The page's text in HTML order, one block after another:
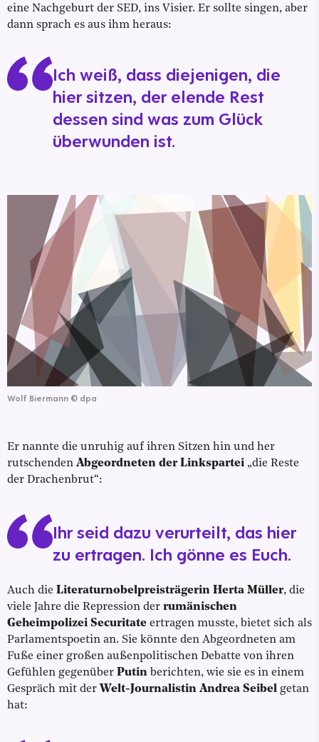
eine Nachgeburt der SED, ins Visier. Er sollte singen, aber
dann sprach es aus ihm heraus:
Ich weiß, dass diejenigen, die
hier sitzen, der elende Rest
dessen sind was zum Glück
überwunden ist.
Wolf Biermann © dpa
Er nannte die unruhig auf ihren Sitzen hin und her
rutschenden Abgeordneten der Linkspartei „die Reste
der Drachenbrut“:
Ihr seid dazu verurteilt, das hier
zu ertragen. Ich gönne es Euch.
Auch die Literaturnobelpreisträgerin Herta Müller, die
viele Jahre die Repression der rumänischen
Geheimpolizei Securitate ertragen musste, bietet sich als
Parlamentspoetin an. Sie könnte den Abgeordneten am
Fuße einer großen außenpolitischen Debatte von ihren
Gefühlen gegenüber Putin berichten, wie sie es in einem
Gespräch mit der Welt-Journalistin Andrea Seibel getan
hat: